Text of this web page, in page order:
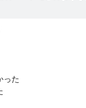
った